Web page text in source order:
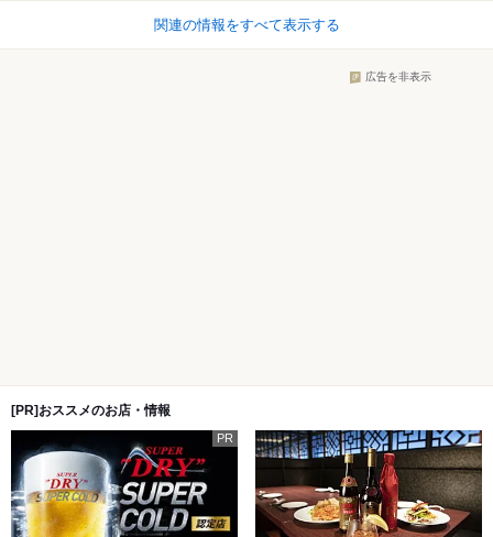
関連の情報をすべて表示する
広告を非表示
[PR]おススメのお店・情報
PR